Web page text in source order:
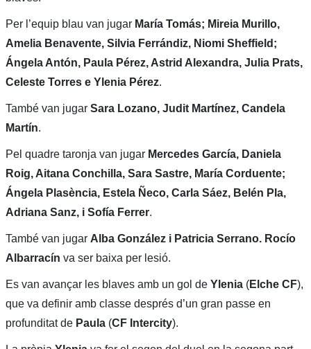
Per l’equip blau van jugar María Tomás; Mireia Murillo,
Amelia Benavente, Silvia Ferrándiz, Niomi Sheffield;
Ángela Antón, Paula Pérez, Astrid Alexandra, Julia Prats,
Celeste Torres e Ylenia Pérez.
També van jugar Sara Lozano, Judit Martínez, Candela
Martín.
Pel quadre taronja van jugar Mercedes García, Daniela
Roig, Aitana Conchilla, Sara Sastre, María Corduente;
Ángela Plasència, Estela Ñeco, Carla Sáez, Belén Pla,
Adriana Sanz, i Sofía Ferrer.
També van jugar Alba González i Patricia Serrano. Rocío
Albarracín va ser baixa per lesió.
Es van avançar les blaves amb un gol de Ylenia (Elche CF),
que va definir amb classe després d’un gran passe en
profunditat de Paula (CF Intercity).